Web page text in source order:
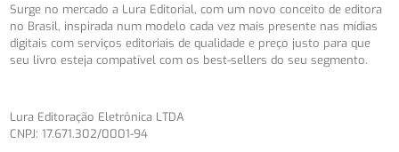
Surge no mercado a Lura Editorial, com um novo conceito de editora
no Brasil, inspirada num modelo cada vez mais presente nas mídias
digitais com serviços editoriais de qualidade e preço justo para que
seu livro esteja compatível com os best-sellers do seu segmento.
Lura Editoração Eletrônica LTDA
CNPJ: 17.671.302/0001-94